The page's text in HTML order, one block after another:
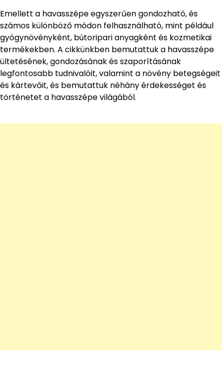
Emellett a havasszépe egyszerűen gondozható, és
számos különböző módon felhasználható, mint például
gyógynövényként, bútoripari anyagként és kozmetikai
termékekben. A cikkünkben bemutattuk a havasszépe
ültetésének, gondozásának és szaporításának
legfontosabb tudnivalóit, valamint a növény betegségeit
és kártevőit, és bemutattuk néhány érdekességet és
történetet a havasszépe világából.